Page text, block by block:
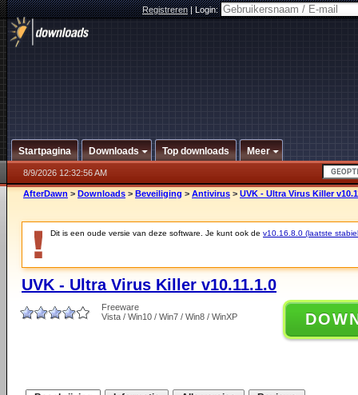
Registreren|Login:
Startpagina Downloads Top downloads Meer
8/9/2026 12:32:56 AM
AfterDawn > Downloads > Beveiliging > Antivirus > UVK - Ultra Virus Killer
Dit is een oude versie van deze software. Je kunt ook de v10.16.8.0 (laatste
UVK - Ultra Virus Killer v10.11.1.0
Freeware
Vista / Win10 / Win7 / Win8 / WinXP